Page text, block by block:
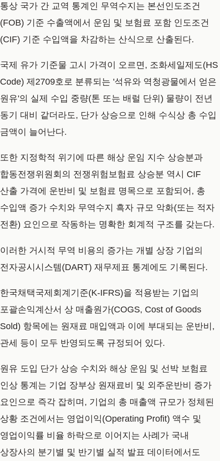
통상 국가 간 교역 통계인 무역수지는 본선인도조건
(FOB) 기준 수출액에서 운임 및 보험료 포함 인도조건
(CIF) 기준 수입액을 차감하는 산식으로 산출된다.
국제 유가 기준물 고시 가격이 오르면, 조화세일제도(HS
Code) 제2709호로 분류되는 '석유와 역청광물에서 얻은
원유'의 실제 수입 중량(톤 또는 배럴 단위) 물량이 전년
동기 대비 같더라도, 단가 상승으로 인해 수식상 총 수입
금액이 늘어난다.
또한 지정학적 위기에 따른 해상 운임 지수 상승분과
합동전쟁위원회의 전쟁위험보험료 상승분 역시 CIF
산출 가격에 운반비 및 보험료 명목으로 포함되어, 총
수입액 증가 수치와 무역수지 흑자 규모 악화(또는 적자
전환) 요인으로 작동하는 명확한 회계적 구조를 갖는다.
이러한 거시적 무역 비용의 증가는 개별 상장 기업의
전자공시시스템(DART) 재무제표 통계에도 기록된다.
한국채택국제회계기준(K-IFRS)을 적용받는 기업의
포괄손익계산서 상 매출원가(COGS, Cost of Goods
Sold) 항목에는 원재료 매입액과 이에 부대되는 운반비,
관세 등이 모두 반영되도록 규정되어 있다.
원유 도입 단가 상승 수치와 해상 운임 및 선박 보험료
인상 통계는 기업 장부상 원재료비 및 외주운반비 증가
요인으로 즉각 잡히며, 기업의 총 매출액 규모가 정체된
상황 조건에서는 영업이익(Operating Profit) 액수 및
영업이익률 비율 하락으로 이어지는 사례가 국내
상장사의 분기별 및 반기별 실적 발표 데이터에서도